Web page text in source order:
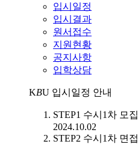
입시일정
입시결과
원서접수
지원현황
공지사항
입학상담
KBU 입시일정 안내
STEP1 수시1차 모집
2024.10.02
STEP2 수시1차 면접